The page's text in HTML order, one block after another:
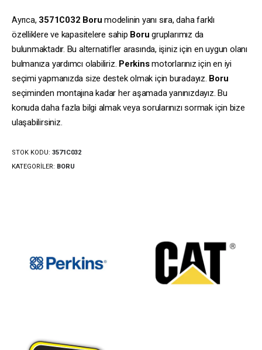
Ayrıca, 3571C032 Boru modelinin yanı sıra, daha farklı
özelliklere ve kapasitelere sahip Boru gruplarımız da
bulunmaktadır. Bu alternatifler arasında, işiniz için en uygun olanı
bulmanıza yardımcı olabiliriz. Perkinsmotorlarınız için en iyi
seçimi yapmanızda size destek olmak için buradayız. Boru
seçiminden montajına kadar her aşamada yanınızdayız. Bu
konuda daha fazla bilgi almak veya sorularınızı sormak için bize
ulaşabilirsiniz.
STOK KODU: 3571C032
KATEGORILER: BORU